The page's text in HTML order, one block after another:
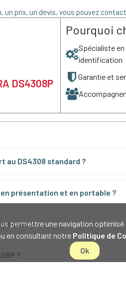
permettre une navigation
en consultant notre Politique de
Ok
un prix, un devis, vous pouvez
DS4308P
Pourquoi
Spécialiste
identification
Garantie et
au DS4308 standard ?
présentation et en portable ?
?
?